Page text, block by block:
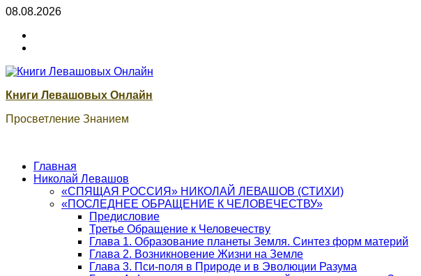
Skip
content
08.08.2026
Книги Левашовых Онлайн
Просветление Знанием
Главная
Николай Левашов
«СПЯЩАЯ РОССИЯ» НИКОЛАЙ ЛЕВАШОВ (СТИХИ)
«ПОСЛЕДНЕЕ ОБРАЩЕНИЕ К ЧЕЛОВЕЧЕСТВУ»
Предисловие
Третье Обращение к Человечеству
Глава 1. Образование планеты Земля. Синтез форм материй
Глава 2. Возникновение Жизни на Земле
Глава 3. Пси-поля в Природе и в Эволюции Разума